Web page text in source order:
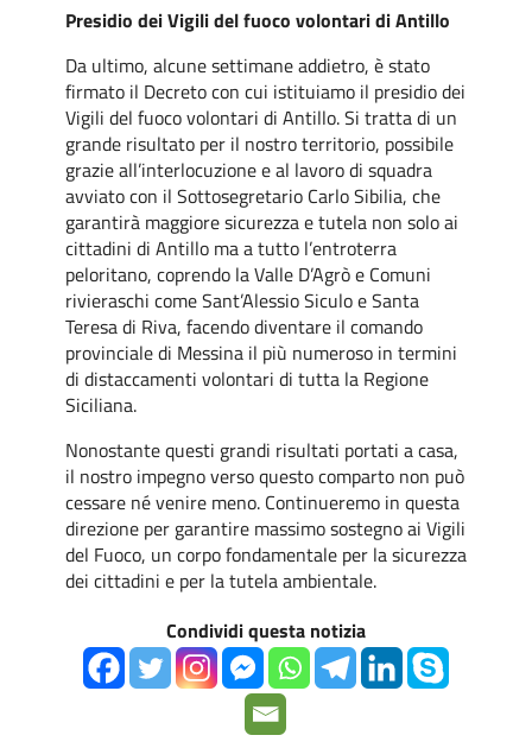
Presidio dei Vigili del fuoco volontari di Antillo
Da ultimo, alcune settimane addietro, è stato
firmato il Decreto con cui istituiamo il presidio dei
Vigili del fuoco volontari di Antillo. Si tratta di un
grande risultato per il nostro territorio, possibile
grazie all’interlocuzione e al lavoro di squadra
avviato con il Sottosegretario Carlo Sibilia, che
garantirà maggiore sicurezza e tutela non solo ai
cittadini di Antillo ma a tutto l’entroterra
peloritano, coprendo la Valle D’Agrò e Comuni
rivieraschi come Sant’Alessio Siculo e Santa
Teresa di Riva, facendo diventare il comando
provinciale di Messina il più numeroso in termini
di distaccamenti volontari di tutta la Regione
Siciliana.
Nonostante questi grandi risultati portati a casa,
il nostro impegno verso questo comparto non può
cessare né venire meno. Continueremo in questa
direzione per garantire massimo sostegno ai Vigili
del Fuoco, un corpo fondamentale per la sicurezza
dei cittadini e per la tutela ambientale.
Condividi questa notizia